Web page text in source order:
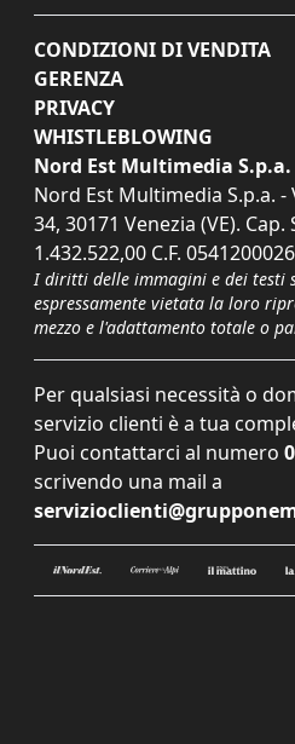
CONDIZIONI DI VENDITA
GERENZA
PRIVACY
WHISTLEBLOWING
Nord Est Multimedia S.p.a.
Nord Est Multimedia S.p.a.
34, 30171 Venezia (VE). Cap.
1.432.522,00 C.F.
I diritti delle immagini e dei testi
espressamente vietata la loro
mezzo e l'adattamento totale o
Per qualsiasi necessità o
servizio clienti è a tua
Puoi contattarci al numero
scrivendo una mail a